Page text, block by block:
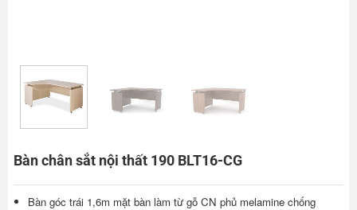
Bàn chân sắt nội thất 190 BLT16-CG
Bàn góc trái 1,6m mặt bàn làm từ gỗ CN phủ melamine chống